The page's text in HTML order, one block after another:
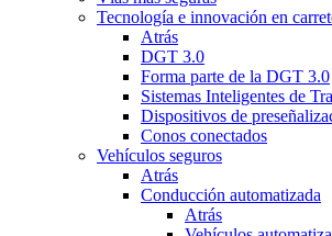
Tecnología e innovación en
Atrás
DGT 3.0
Forma parte de la DGT 3.0
Sistemas Inteligentes de
Dispositivos de
Conos conectados
Vehículos seguros
Atrás
Conducción automatizada
Atrás